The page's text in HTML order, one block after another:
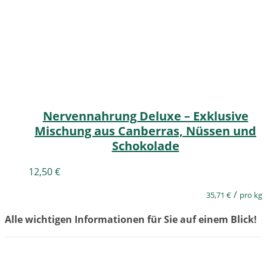
Nervennahrung Deluxe – Exklusive
Mischung aus Canberras, Nüssen und
Schokolade
12,50€
35,71 € / pro kg
Alle wichtigen Informationen für Sie auf einem Blick!